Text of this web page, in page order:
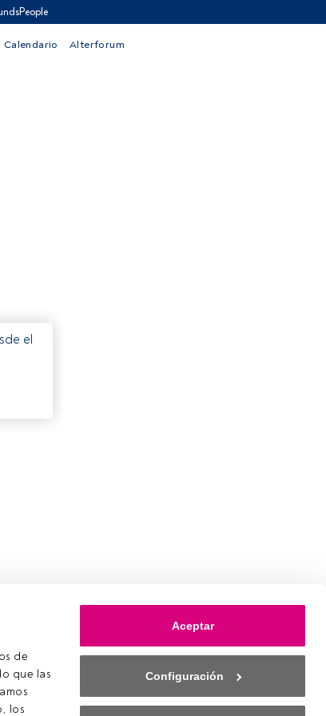
de
que las
los
Aceptar
Configuración
Calendario Alterforum
el